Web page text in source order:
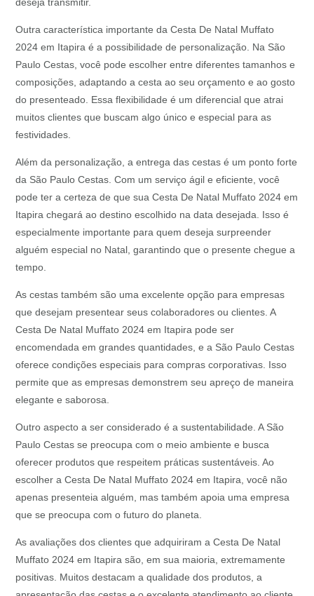
Outra característica importante da Cesta De Natal Muffato
2024 em Itapira é a possibilidade de personalização. Na São
Paulo Cestas, você pode escolher entre diferentes tamanhos e
composições, adaptando a cesta ao seu orçamento e ao gosto
do presenteado. Essa flexibilidade é um diferencial que atrai
muitos clientes que buscam algo único e especial para as
festividades.
Além da personalização, a entrega das cestas é um ponto forte
da São Paulo Cestas. Com um serviço ágil e eficiente, você
pode ter a certeza de que sua Cesta De Natal Muffato 2024 em
Itapira chegará ao destino escolhido na data desejada. Isso é
especialmente importante para quem deseja surpreender
alguém especial no Natal, garantindo que o presente chegue a
tempo.
As cestas também são uma excelente opção para empresas
que desejam presentear seus colaboradores ou clientes. A
Cesta De Natal Muffato 2024 em Itapira pode ser
encomendada em grandes quantidades, e a São Paulo Cestas
oferece condições especiais para compras corporativas. Isso
permite que as empresas demonstrem seu apreço de maneira
elegante e saborosa.
Outro aspecto a ser considerado é a sustentabilidade. A São
Paulo Cestas se preocupa com o meio ambiente e busca
oferecer produtos que respeitem práticas sustentáveis. Ao
escolher a Cesta De Natal Muffato 2024 em Itapira, você não
apenas presenteia alguém, mas também apoia uma empresa
que se preocupa com o futuro do planeta.
As avaliações dos clientes que adquiriram a Cesta De Natal
Muffato 2024 em Itapira são, em sua maioria, extremamente
positivas. Muitos destacam a qualidade dos produtos, a